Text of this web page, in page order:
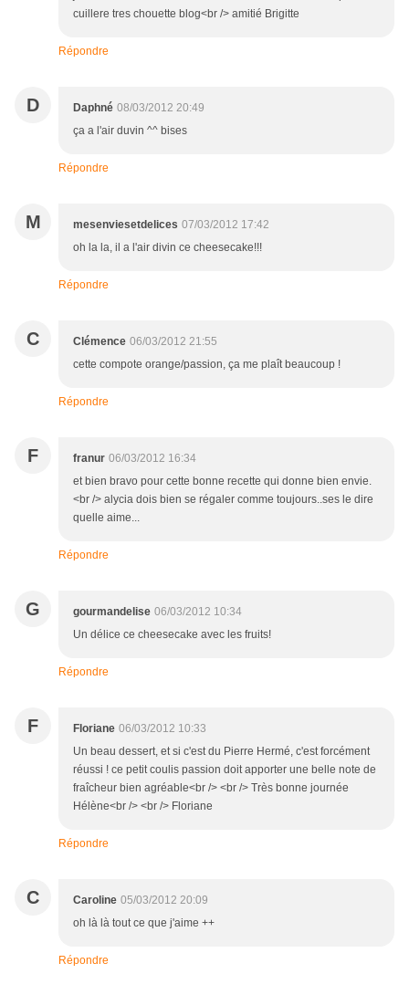
cuillere tres chouette blog<br /> amitié Brigitte
Répondre
D Daphné 08/03/2012 20:49
ça a l'air duvin ^^ bises
Répondre
M mesenviesetdelices 07/03/2012 17:42
oh la la, il a l'air divin ce cheesecake!!!
Répondre
C Clémence 06/03/2012 21:55
cette compote orange/passion, ça me plaît beaucoup !
Répondre
F franur 06/03/2012 16:34
et bien bravo pour cette bonne recette qui donne bien envie.
<br /> alycia dois bien se régaler comme toujours..ses le dire
quelle aime...
Répondre
G gourmandelise 06/03/2012 10:34
Un délice ce cheesecake avec les fruits!
Répondre
F Floriane 06/03/2012 10:33
Un beau dessert, et si c'est du Pierre Hermé, c'est forcément
réussi ! ce petit coulis passion doit apporter une belle note de
fraîcheur bien agréable<br /> <br /> Très bonne journée
Hélène<br /> <br /> Floriane
Répondre
C Caroline 05/03/2012 20:09
oh là là tout ce que j'aime ++
Répondre